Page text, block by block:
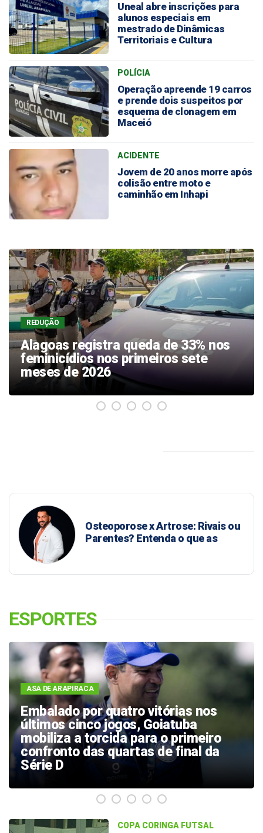
Uneal abre inscrições para
alunos especiais em
mestrado de Dinâmicas
Territoriais e Cultura
POLÍCIA
Operação apreende 19 carros
e prende dois suspeitos por
esquema de clonagem em
Maceió
ACIDENTE
Jovem de 20 anos morre após
colisão entre moto e
caminhão em Inhapi
FEMINICIDIO
Companheiro é preso suspeito de
feminicídio após mulher ser
encontrada carbonizada em Maceió
Copa do Mundo aperta o
calendário do futebol nacional
ESPORTES
JOGO
Arapiraca transmitirá 1º jogo do ASA
em busca do acesso à Série C, no
Bosque das Arapiracas
COPA CORINGA FUTSAL